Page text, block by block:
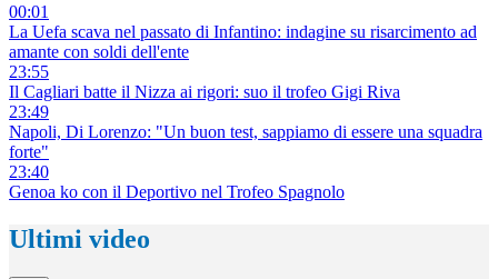
00:01
La Uefa scava nel passato di Infantino: indagine su risarcimento ad
amante con soldi dell'ente
23:55
Il Cagliari batte il Nizza ai rigori: suo il trofeo Gigi Riva
23:49
Napoli, Di Lorenzo: "Un buon test, sappiamo di essere una squadra
forte"
23:40
Genoa ko con il Deportivo nel Trofeo Spagnolo
Ultimi video